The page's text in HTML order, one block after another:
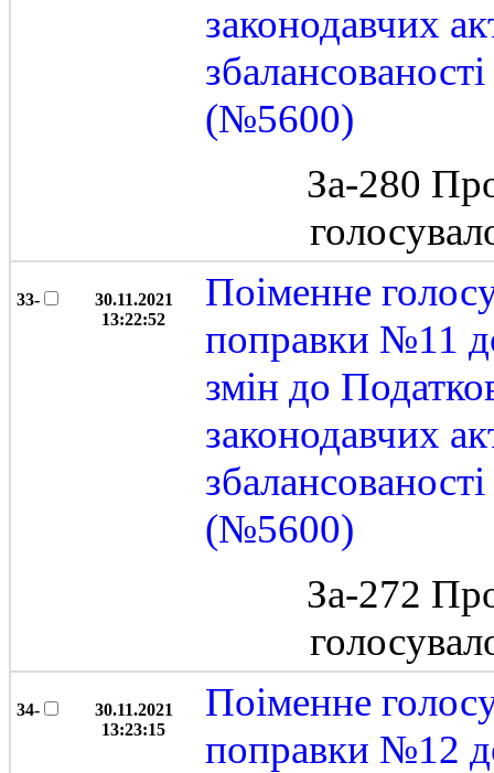
законодавчих
(№5600)
За-280
33-
30.11.2021
13:22:52
Поіменне
поправки №11
змін до
законодавчих
(№5600)
За-272
34-
30.11.2021
13:23:15
Поіменне
поправки №12